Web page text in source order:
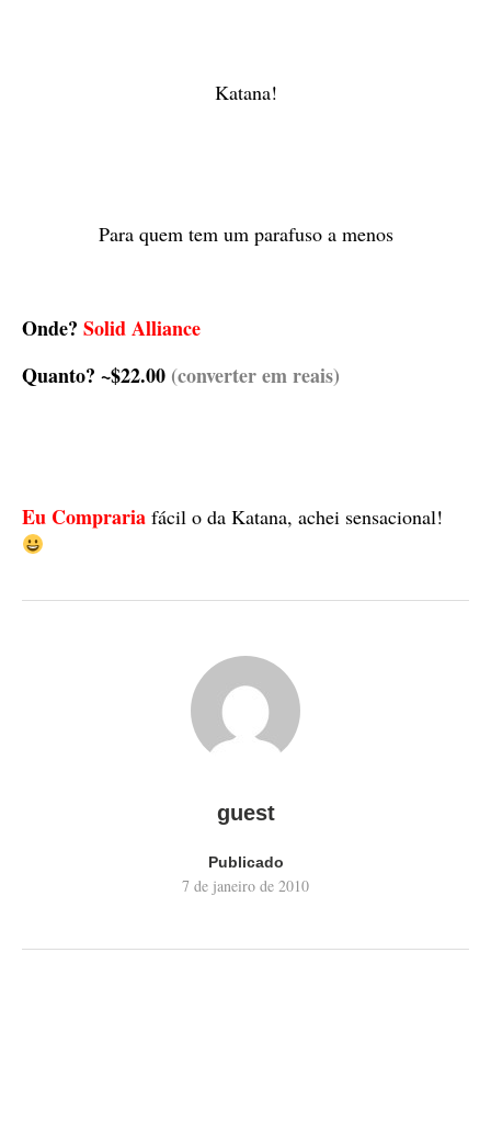
Katana!
Para quem tem um parafuso a menos
Onde? Solid Alliance
Quanto? ~$22.00 (converter em reais)
Eu Compraria fácil o da Katana, achei sensacional!
guest
Publicado
7 de janeiro de 2010